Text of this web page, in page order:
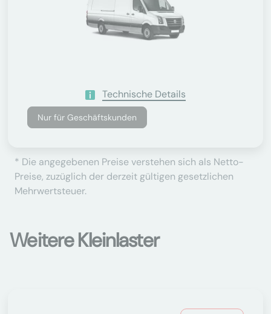
Technische Details
Nur für Geschäftskunden
* Die angegebenen Preise verstehen sich als Netto-
Preise, zuzüglich der derzeit gültigen gesetzlichen
Mehrwertsteuer.
Weitere Kleinlaster